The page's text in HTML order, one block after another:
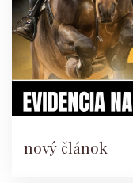
nový článok